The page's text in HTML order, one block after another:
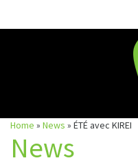
Home » News » ÉTÉ avec KIREI
News